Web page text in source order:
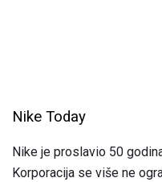
Nike Today
Nike je proslavio 50
Korporacija se više ne